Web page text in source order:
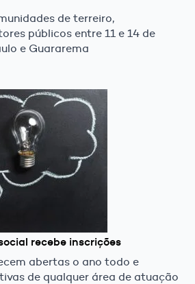
de terreiro,
públicos entre 11 e 14 de
e Guararema
recebe inscrições
abertas o ano todo e
de qualquer área de atuação